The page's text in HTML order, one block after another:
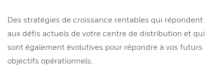
Des stratégies de croissance rentables qui répondent
aux défis actuels de votre centre de distribution et qui
sont également évolutives pour répondre à vos futurs
objectifs opérationnels.